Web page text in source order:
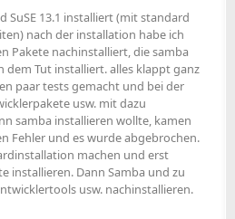
SuSE 13.1 installiert (mit standard
nach der installation habe ich
Pakete nachinstalliert, die samba
dem Tut installiert. alles klappt ganz
paar tests gemacht und bei der
usw. mit dazu
samba installieren wollte, kamen
Fehler und es wurde abgebrochen.
machen und erst
installieren. Dann Samba und zu
usw. nachinstallieren.